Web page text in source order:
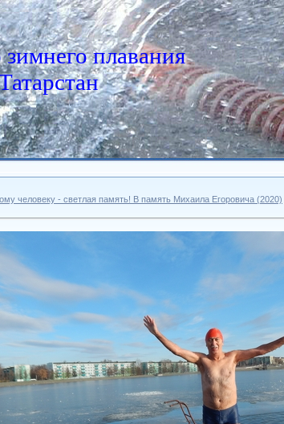
плавания
человеку - светлая память! В память Михаила Егоровича (2020)